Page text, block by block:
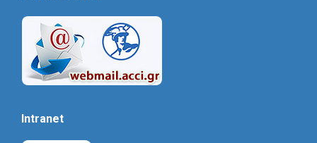
Intranet